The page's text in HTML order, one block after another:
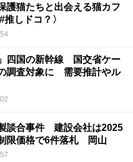
護猫たちと出会える猫カフ
推しドコ？〉
四国の新幹線 国交省ケー
調査対象に 需要推計やル
談合事件 建設会社は2025
限価格で6件落札 岡山